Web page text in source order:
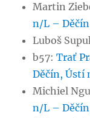
Martin
n/L –
Luboš
b57:Trať
Děčín, Ústí
Michiel
n/L –